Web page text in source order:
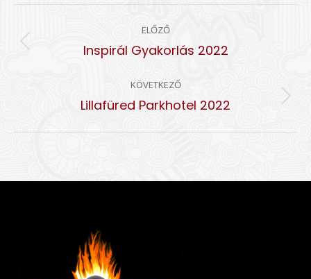
ALBUM
NAVIGATION
ELŐZŐ
Előző
Inspirál Gyakorlás 2022
KÖVETKEZŐ
Következő
Lillafüred Parkhotel 2022